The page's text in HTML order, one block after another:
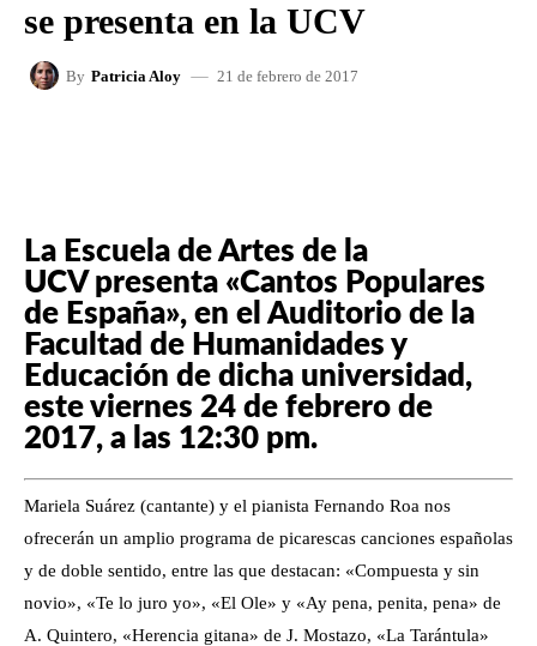
se presenta en la UCV
By Patricia Aloy 21 de febrero de 2017
La Escuela de Artes de la
UCV presenta «Cantos Populares
de España», en el Auditorio de la
Facultad de Humanidades y
Educación de dicha universidad,
este viernes 24 de febrero de
2017, a las 12:30 pm.
Mariela Suárez (cantante) y el pianista Fernando Roa nos
ofrecerán un amplio programa de picarescas canciones españolas
y de doble sentido, entre las que destacan: «Compuesta y sin
novio», «Te lo juro yo», «El Ole» y «Ay pena, penita, pena» de
A. Quintero, «Herencia gitana» de J. Mostazo, «La Tarántula»